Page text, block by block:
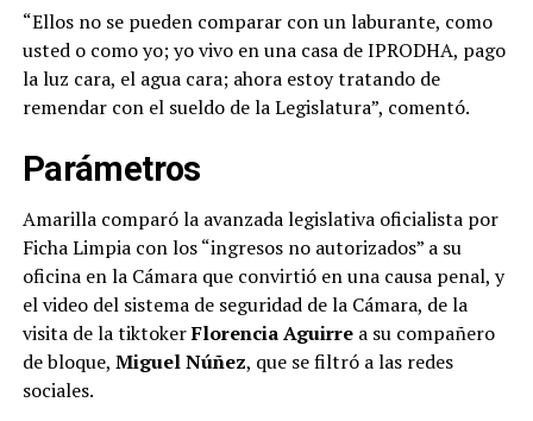
“Ellos no se pueden comparar con un laburante, como
usted o como yo; yo vivo en una casa de IPRODHA, pago
la luz cara, el agua cara; ahora estoy tratando de
remendar con el sueldo de la Legislatura”, comentó.
Parámetros
Amarilla comparó la avanzada legislativa oficialista por
Ficha Limpia con los “ingresos no autorizados” a su
oficina en la Cámara que convirtió en una causa penal, y
el video del sistema de seguridad de la Cámara, de la
visita de la tiktokerFlorencia Aguirrea su compañero
de bloque, Miguel Núñez, que se filtró a las redes
sociales.